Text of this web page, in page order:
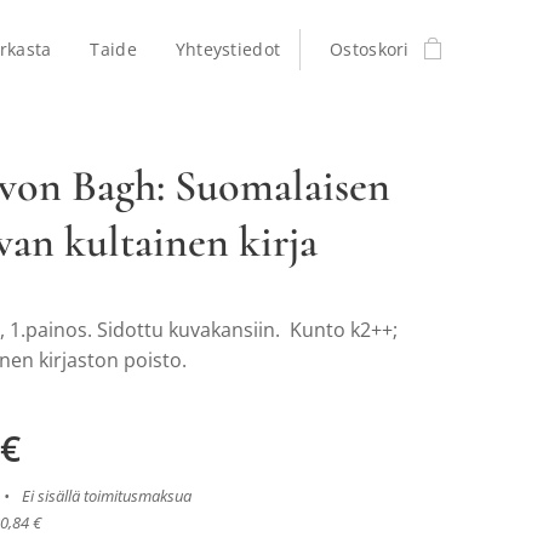
Taide Yhteystiedot Ostoskori
Bagh: Suomalaisen
kultainen kirja
1.painos. Sidottu kuvakansiin. Kunto k2++;
kirjaston poisto.
€
Ei sisällä toimitusmaksua
€